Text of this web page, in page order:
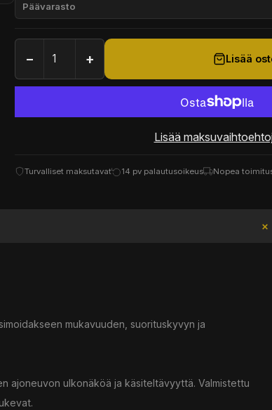
Päävarasto
− + Lisää
Lisää
Turvalliset maksutavat 14 pv palautusoikeus Nopea
mukavuuden, suorituskyvyn ja
ajoneuvon ulkonäköä ja käsiteltävyyttä. Valmistettu